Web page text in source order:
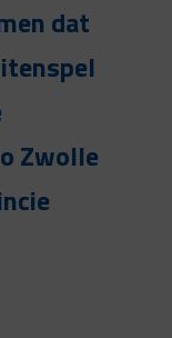
dat
Zwolle